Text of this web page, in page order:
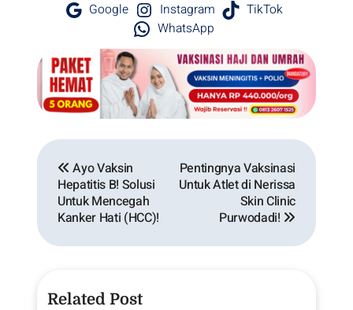
Google Instagram
TikTok
WhatsApp
Ayo Vaksin
Hepatitis B! Solusi
Untuk Mencegah
Kanker Hati (HCC)!
Pentingnya Vaksinasi
Untuk Atlet di Nerissa
Skin Clinic
Purwodadi!
Related Post